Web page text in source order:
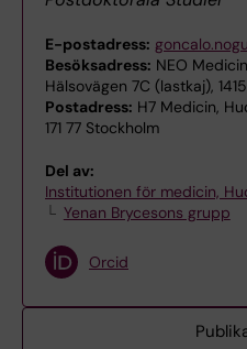
E-postadress:
Besöksadress: NEO
Hälsovägen 7C (lastkaj),
Postadress: H7 Medicin,
171 77 Stockholm
Del av:
Institutionen för medicin,
Yenan Brycesons grupp
Orcid